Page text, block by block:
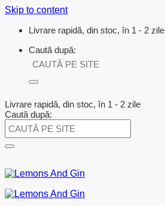
Skip to content
Livrare rapidă, din stoc, în 1 - 2 zile
Caută după:
Livrare rapidă, din stoc, în 1 - 2 zile
Caută după: